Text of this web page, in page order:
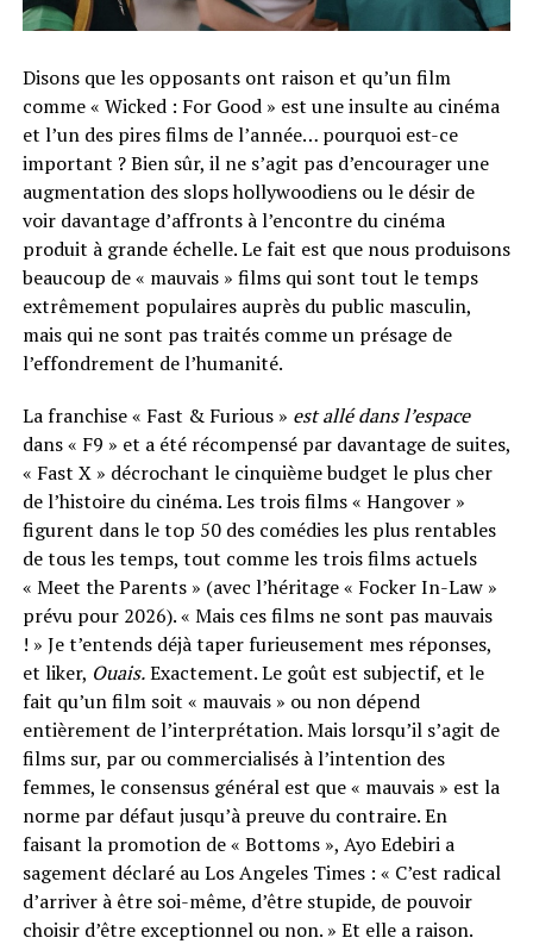
Disons que les opposants ont raison et qu’un film
comme « Wicked : For Good » est une insulte au cinéma
et l’un des pires films de l’année… pourquoi est-ce
important ? Bien sûr, il ne s’agit pas d’encourager une
augmentation des slops hollywoodiens ou le désir de
voir davantage d’affronts à l’encontre du cinéma
produit à grande échelle. Le fait est que nous produisons
beaucoup de « mauvais » films qui sont tout le temps
extrêmement populaires auprès du public masculin,
mais qui ne sont pas traités comme un présage de
l’effondrement de l’humanité.
La franchise « Fast & Furious » est allé dans l’espace
dans « F9 » et a été récompensé par davantage de suites,
« Fast X » décrochant le cinquième budget le plus cher
de l’histoire du cinéma. Les trois films « Hangover »
figurent dans le top 50 des comédies les plus rentables
de tous les temps, tout comme les trois films actuels
« Meet the Parents » (avec l’héritage « Focker In-Law »
prévu pour 2026). « Mais ces films ne sont pas mauvais
! » Je t’entends déjà taper furieusement mes réponses,
et liker, Ouais.Exactement. Le goût est subjectif, et le
fait qu’un film soit « mauvais » ou non dépend
entièrement de l’interprétation. Mais lorsqu’il s’agit de
films sur, par ou commercialisés à l’intention des
femmes, le consensus général est que « mauvais » est la
norme par défaut jusqu’à preuve du contraire. En
faisant la promotion de « Bottoms », Ayo Edebiri a
sagement déclaré au Los Angeles Times : « C’est radical
d’arriver à être soi-même, d’être stupide, de pouvoir
choisir d’être exceptionnel ou non. » Et elle a raison.